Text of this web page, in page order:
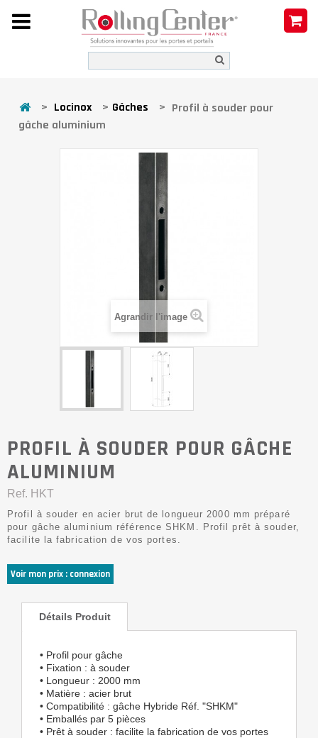
> Locinox > Gâches > Profil à souder pour
gâche aluminium
Agrandir l'image
PROFIL À SOUDER POUR GÂCHE
ALUMINIUM
Ref. HKT
Profil à souder en acier brut de longueur 2000 mm préparé
pour gâche aluminium référence SHKM. Profil prêt à souder,
facilite la fabrication de vos portes.
Voir mon prix : connexion
Détails Produit
• Profil pour gâche
• Fixation : à souder
• Longueur : 2000 mm
• Matière : acier brut
• Compatibilité : gâche Hybride Réf. "SHKM"
• Emballés par 5 pièces
• Prêt à souder : facilite la fabrication de vos portes